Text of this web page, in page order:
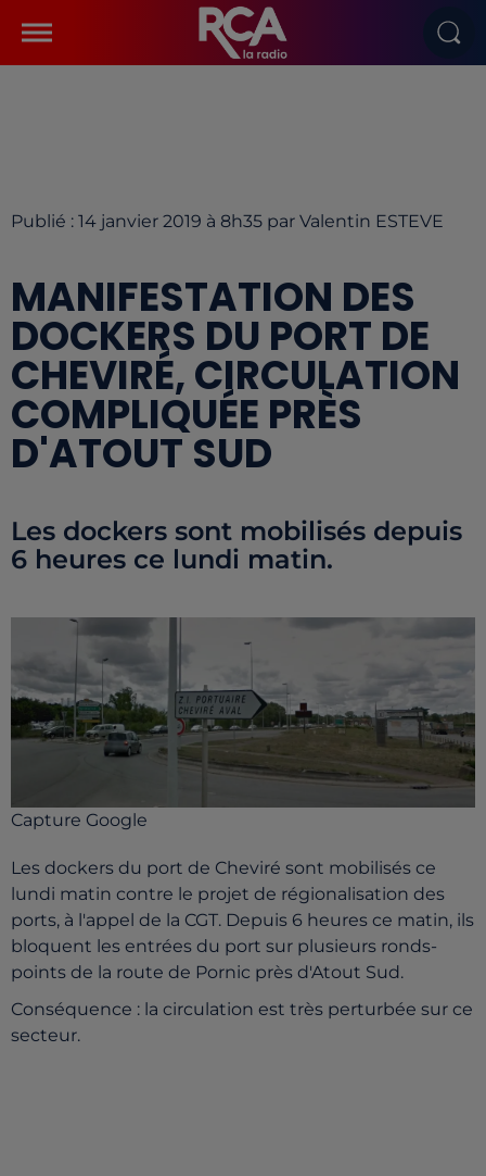
Publié : 14 janvier 2019 à 8h35 par Valentin ESTEVE
MANIFESTATION DES
DOCKERS DU PORT DE
CHEVIRÉ, CIRCULATION
COMPLIQUÉE PRÈS
D'ATOUT SUD
Les dockers sont mobilisés depuis
6 heures ce lundi matin.
Capture Google
Les dockers du port de Cheviré sont mobilisés ce
lundi matin contre le projet de régionalisation des
ports, à l'appel de la CGT. Depuis 6 heures ce matin, ils
bloquent les entrées du port sur plusieurs ronds-
points de la route de Pornic près d'Atout Sud.
Conséquence : la circulation est très perturbée sur ce
secteur.